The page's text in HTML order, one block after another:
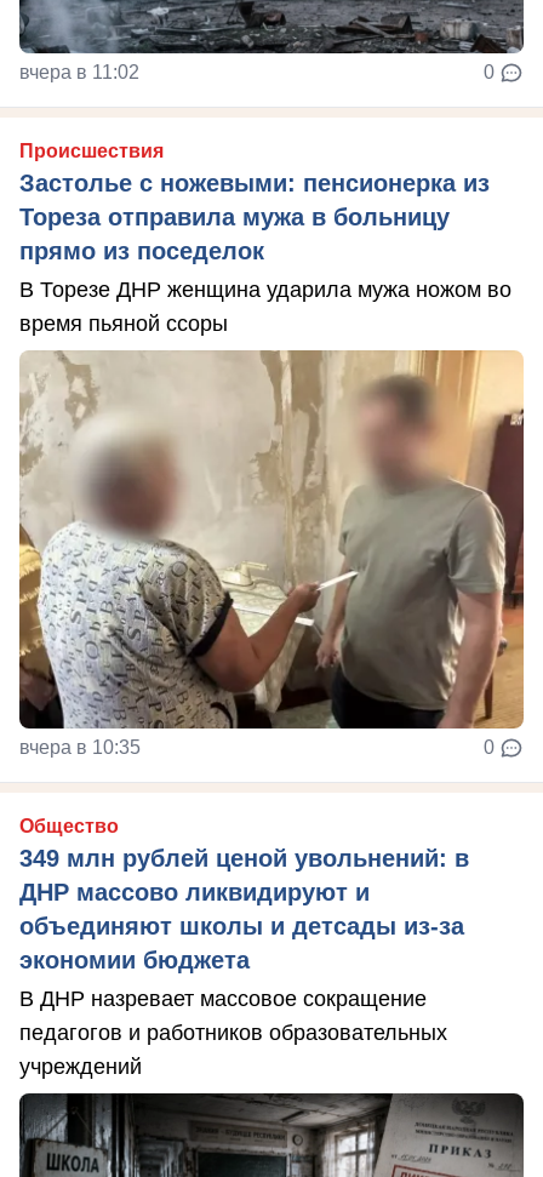
вчера в 11:02 0
Происшествия
Застолье с ножевыми: пенсионерка из
Тореза отправила мужа в больницу
прямо из поседелок
В Торезе ДНР женщина ударила мужа ножом во
время пьяной ссоры
вчера в 10:35 0
Общество
349 млн рублей ценой увольнений: в
ДНР массово ликвидируют и
объединяют школы и детсады из-за
экономии бюджета
В ДНР назревает массовое сокращение
педагогов и работников образовательных
учреждений